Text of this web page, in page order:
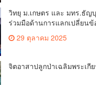
วิทยุ ม.เกษตร และ มทร.ธัญ
ร่วมมือด้านการแลกเปลี่ยน
ครอบคลุม
29 ตุลาคม 2025
จิตอาสาปลูกป่าเฉลิมพระเกี